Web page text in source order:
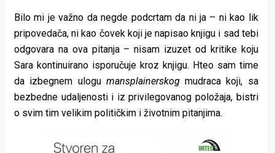
Bilo mi je važno da negde podcrtam da ni ja – ni kao lik
pripovedača, ni kao čovek koji je napisao knjigu i sad tebi
odgovara na ova pitanja – nisam izuzet od kritike koju
Sara kontinuirano isporučuje kroz knjigu. Hteo sam time
da izbegnem ulogu mansplainerskogmudraca koji, sa
bezbedne udaljenosti i iz privilegovanog položaja, bistri
o svim tim velikim političkim i životnim pitanjima.